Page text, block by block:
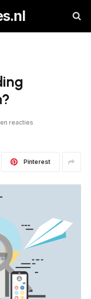
reacties
Pinterest